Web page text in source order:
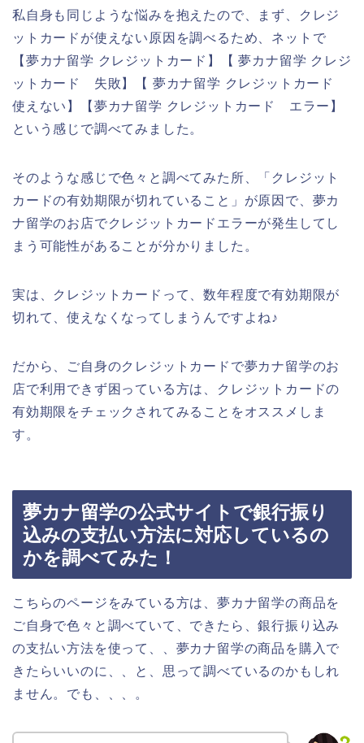
私自身も同じような悩みを抱えたので、まず、クレジ
ットカードが使えない原因を調べるため、ネットで
【夢カナ留学 クレジットカード】【 夢カナ留学 クレジ
ットカード 失敗】【 夢カナ留学 クレジットカード
使えない】【夢カナ留学 クレジットカード エラー】
という感じで調べてみました。
そのような感じで色々と調べてみた所、「クレジット
カードの有効期限が切れていること」が原因で、夢カ
ナ留学のお店でクレジットカードエラーが発生してし
まう可能性があることが分かりました。
実は、クレジットカードって、数年程度で有効期限が
切れて、使えなくなってしまうんですよね♪
だから、ご自身のクレジットカードで夢カナ留学のお
店で利用できず困っている方は、クレジットカードの
有効期限をチェックされてみることをオススメしま
す。
夢カナ留学の公式サイトで銀行振り
込みの支払い方法に対応しているの
かを調べてみた！
こちらのページをみている方は、夢カナ留学の商品を
ご自身で色々と調べていて、できたら、銀行振り込み
の支払い方法を使って、、夢カナ留学の商品を購入で
きたらいいのに、、と、思って調べているのかもしれ
ません。でも、、、。